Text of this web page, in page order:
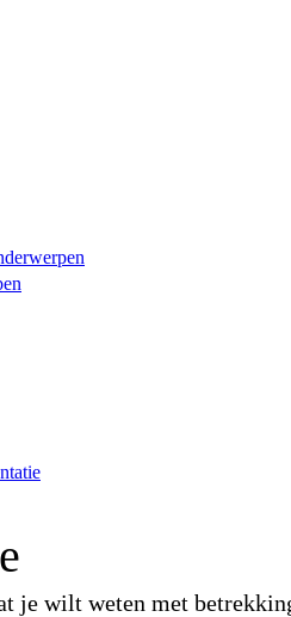
je wilt weten met